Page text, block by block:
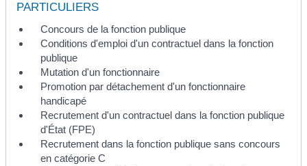
PARTICULIERS
Concours de la fonction publique
Conditions d'emploi d'un contractuel dans la fonction
publique
Mutation d'un fonctionnaire
Promotion par détachement d'un fonctionnaire
handicapé
Recrutement d'un contractuel dans la fonction publique
d'État (FPE)
Recrutement dans la fonction publique sans concours
en catégorie C